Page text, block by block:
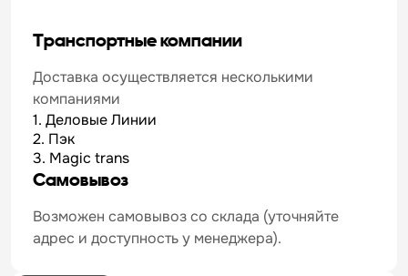
Транспортные компании
Доставка осуществляется несколькими
компаниями
1. Деловые Линии
2. Пэк
3. Magic trans
Самовывоз
Возможен самовывоз со склада (уточняйте
адрес и доступность у менеджера).